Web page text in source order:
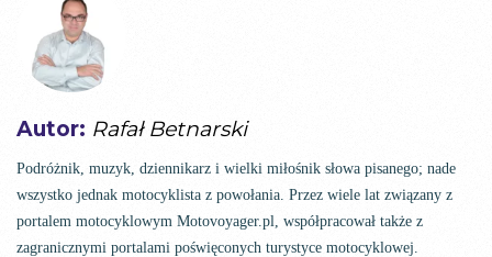
Autor: Rafał Betnarski
Podróżnik, muzyk, dziennikarz i wielki miłośnik słowa pisanego; nade
wszystko jednak motocyklista z powołania. Przez wiele lat związany z
portalem motocyklowym Motovoyager.pl, współpracował także z
zagranicznymi portalami poświęconych turystyce motocyklowej.